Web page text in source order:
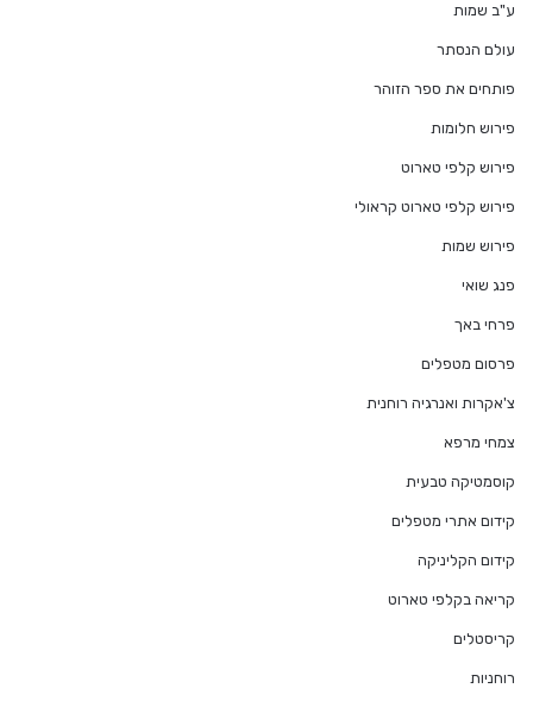
ע"ב שמות
עולם הנסתר
פותחים את ספר הזוהר
פירוש חלומות
פירוש קלפי טארוט
פירוש קלפי טארוט קראולי
פירוש שמות
פנג שואי
פרחי באך
פרסום מטפלים
צ'אקרות ואנרגיה רוחנית
צמחי מרפא
קוסמטיקה טבעית
קידום אתרי מטפלים
קידום הקליניקה
קריאה בקלפי טארוט
קריסטלים
רוחניות